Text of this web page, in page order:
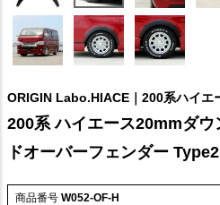
ORIGIN Labo.HIACE｜200系ハイエ
200系 ハイエース20mmダ
ドオーバーフェンダー
商品番号 W052-OF-H